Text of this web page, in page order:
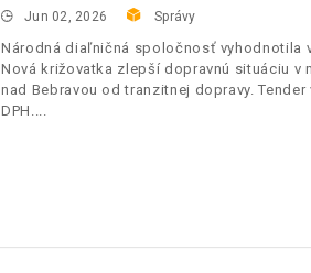
Jun 02, 2026 Správy
Národná diaľničná spoločnosť vyhodnotila
Nová križovatka zlepší dopravnú situáciu v
nad Bebravou od tranzitnej dopravy.
DPH.